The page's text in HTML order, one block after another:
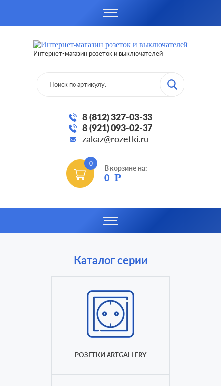
Интернет-магазин розеток и выключателей
8 (812) 327-03-33
8 (921) 093-02-37
zakaz@rozetki.ru
0
В корзине на:
0 Р
Каталог серии
РОЗЕТКИ ARTGALLERY